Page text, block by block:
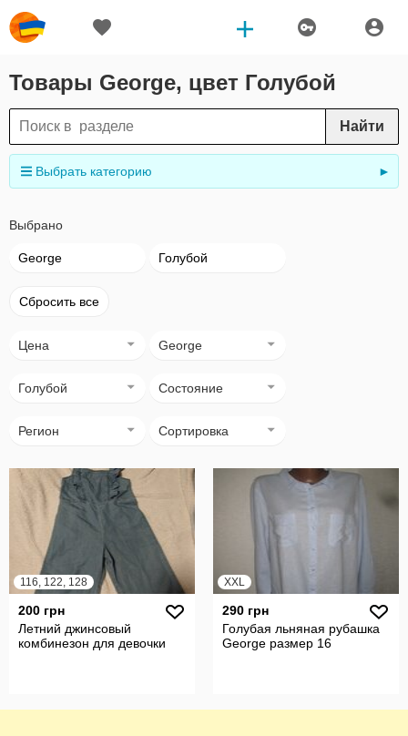
Товары George, цвет Голубой
Найти
Выбрать категорию ►
Выбрано
George Голубой
Сбросить все
Цена George
Голубой Состояние
Регион Сортировка
116, 122, 128
200 грн
Летний джинсовый
комбинезон для девочки
XXL
290 грн
Голубая льняная рубашка
George размер 16